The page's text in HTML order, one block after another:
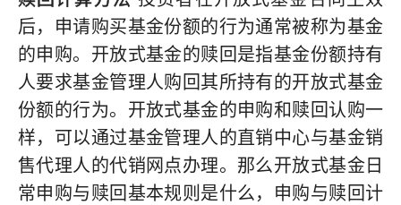
后，申请购买基金份额的行为通常被称为基金
的申购。开放式基金的赎回是指基金份额持有
人要求基金管理人购回其所持有的开放式基金
份额的行为。开放式基金的申购和赎回认购一
样，可以通过基金管理人的直销中心与基金销
售代理人的代销网点办理。那么开放式基金日
常申购与赎回基本规则是什么，申购与赎回计